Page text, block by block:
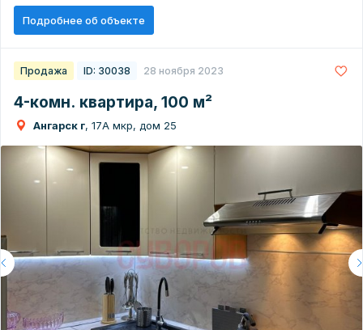
Подробнее об объекте
Продажа ID: 30038 28 ноября 2023
4-комн. квартира, 100 м²
Ангарск г, 17А мкр, дом 25